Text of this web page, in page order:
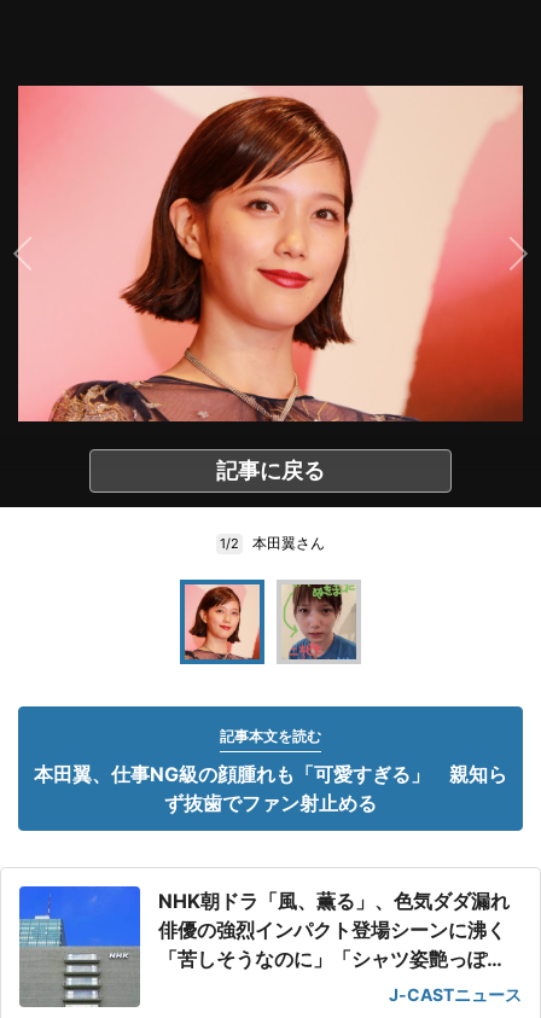
記事に戻る
1/2 本田翼さん
記事本文を読む
本田翼、仕事NG級の顔腫れも「可愛すぎる」 親知ら
ず抜歯でファン射止める
NHK朝ドラ「風、薫る」、色気ダダ漏れ
俳優の強烈インパクト登場シーンに沸く
「苦しそうなのに」「シャツ姿艶っぽ
J-CASTニュース